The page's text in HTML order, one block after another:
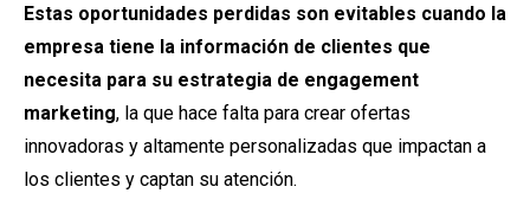
Estas oportunidades perdidas son evitables cuando la
empresa tiene la información de clientes que
necesita para su estrategia de engagement
marketing, la que hace falta para crear ofertas
innovadoras y altamente personalizadas que impactan a
los clientes y captan su atención.